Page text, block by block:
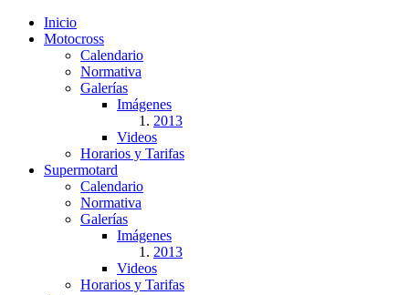
Inicio
Motocross
Calendario
Normativa
Galerías
Imágenes
2013
Videos
Horarios y Tarifas
Supermotard
Calendario
Normativa
Galerías
Imágenes
2013
Videos
Horarios y Tarifas